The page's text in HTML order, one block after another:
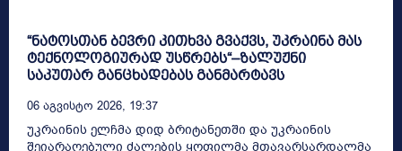
“ნატოსთან ბევრი კითხვა გვაქვს, უკრაინა მას
ტექნოლოგიურად უსწრებს“–ზალუჟნი
საკუთარ განცხადებას განმარტავს
06 Აგვისტო 2026, 19:37
უკრაინის ელჩმა დიდ ბრიტანეთში და უკრაინის
შეიარაღებული ძალების ყოფილმა მთავარსარდალმა